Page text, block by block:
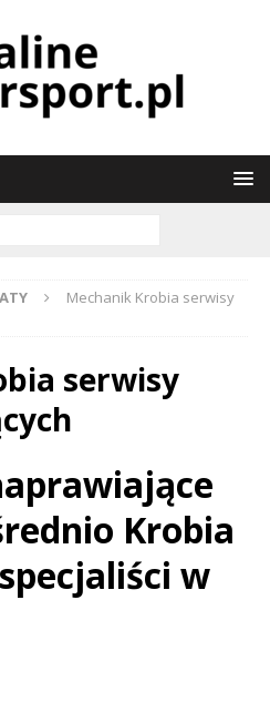
Mechanik Krobia serwisy
serwisy
Krobia
w